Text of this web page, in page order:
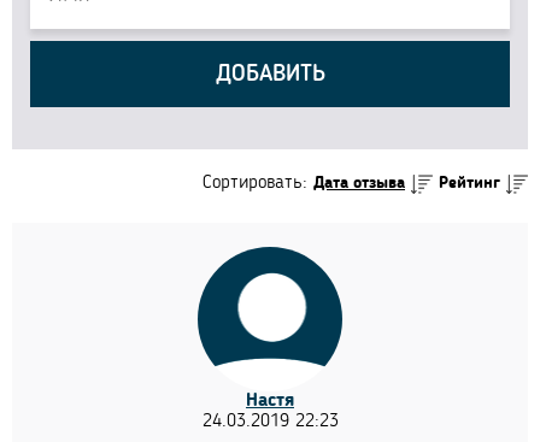
ДОБАВИТЬ
Сортировать: Дата отзыва Рейтинг
Настя
24.03.2019 22:23